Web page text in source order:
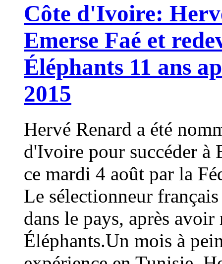
Côte d'Ivoire:
Emerse Faé et
Éléphants 11 ans
2015
Hervé Renard a été
d'Ivoire pour succéder à
ce mardi 4 août par la
Le sélectionneur
dans le pays, après
Éléphants.Un mois à